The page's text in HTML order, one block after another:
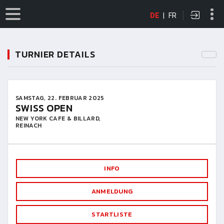
DE | FR
TURNIER DETAILS
SAMSTAG, 22. FEBRUAR 2025
SWISS OPEN
NEW YORK CAFE & BILLARD,
REINACH
INFO
ANMELDUNG
STARTLISTE